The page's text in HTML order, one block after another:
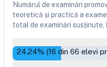
Numărul de examinări
teoretică și practică a
total de examinări susținute,
24.24% (16 din 66 elevi